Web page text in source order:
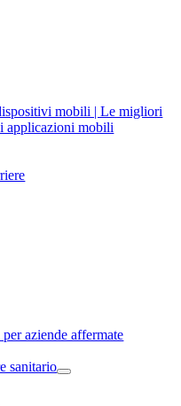
mobili | Le migliori
applicazioni mobili
aziende affermate
sanitario